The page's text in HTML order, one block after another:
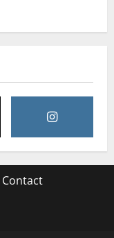
Contact